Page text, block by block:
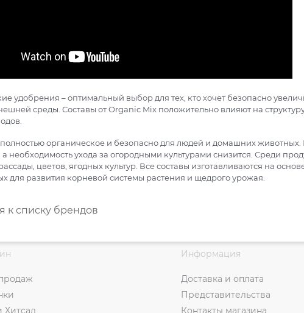
удобрения – оптимальный выбор для тех, кто хочет безопасно
среды. Составы от Organic Mix положительно влияют на
органическое и безопасно для людей и домашних
а необходимость ухода за огородными культурами снизится. Среди
цветов, ягодных культур. Все составы изготавливаются на
для развития корневой системы растения и щедрого урожая.
к списку брендов
Хитсад
Информация
Доставка и оплата
Представительства
Контакты магазина